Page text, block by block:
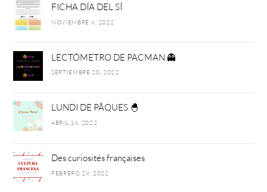
FICHA DÍA DEL SÍ
NOVIEMBRE 6, 2022
LECTÓMETRO DE PACMAN 👻
SEPTIEMBRE 20, 2022
LUNDI DE PÂQUES 🐣
ABRIL 18, 2022
Des curiosités françaises
FEBRERO 28, 2022